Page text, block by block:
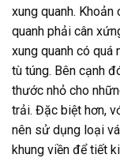
xung quanh.
quanh phải cân
xung quanh có quá
tù túng. Bên cạnh
thước nhỏ cho
trải. Đặc biệt hơn,
nên sử dụng loại
khung viền để tiết